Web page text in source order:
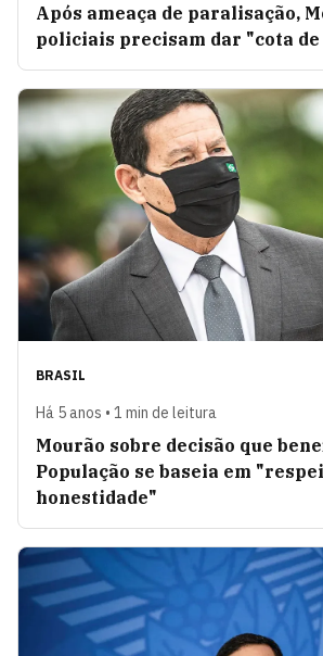
Após ameaça de paralisação,
policiais precisam dar "cota
BRASIL
Há 5 anos • 1 min de leitura
Mourão sobre decisão que
População se baseia em
honestidade"